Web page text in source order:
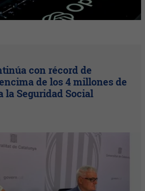
con récord de
de los 4 millones de
la Seguridad Social